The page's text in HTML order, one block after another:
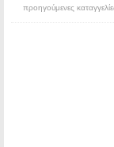
προηγούμενες